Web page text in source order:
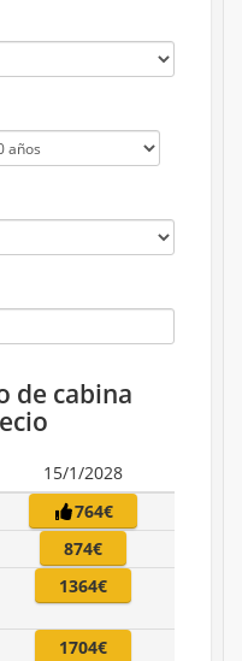
de cabina
15/1/2028
764€
874€
1364€
1704€